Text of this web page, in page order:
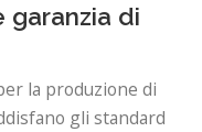
garanzia di
la produzione di
gli standard